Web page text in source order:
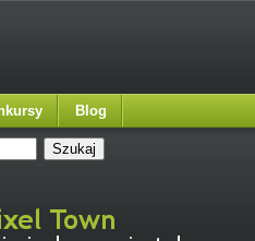
Blog